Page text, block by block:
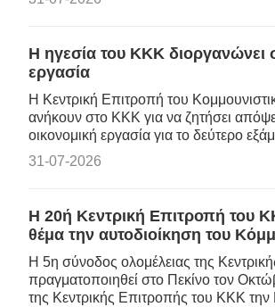
Η ηγεσία του ΚΚΚ διοργανώνει
εργασία
Η Κεντρική Επιτροπή του
ανήκουν στο ΚΚΚ για να ζητήσει
οικονομική εργασία για το δεύτερο
31-07-2026
Η 20ή Κεντρική Επιτροπή του
θέμα την αυτοδιοίκηση του
Η 5η σύνοδος ολομέλειας της
πραγματοποιηθεί στο Πεκίνο τον
της Κεντρικής Επιτροπής του ΚΚΚ